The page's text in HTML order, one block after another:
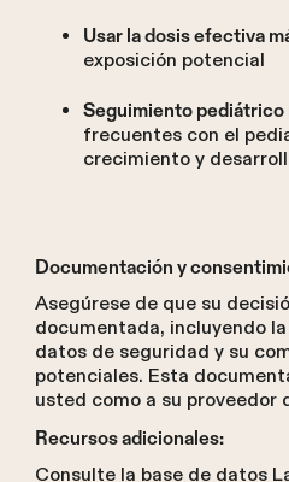
Usar la dosis efectiva
exposición potencial
Seguimiento pediátrico
frecuentes con el
crecimiento y
Documentación y
Asegúrese de que su
documentada, incluyendo
datos de seguridad y su
potenciales. Esta
usted como a su proveedor
Recursos adicionales:
Consulte la base de datos